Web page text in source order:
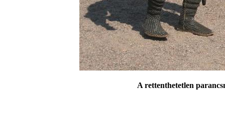
A rettenthetetlen